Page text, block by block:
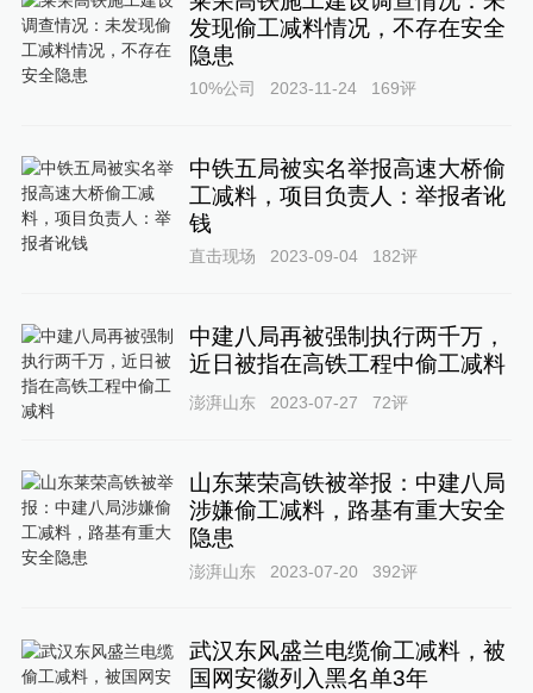
发现偷工减料情况，不存在安全
隐患
10%公司 2023-11-24 169评
中铁五局被实名举报高速大桥偷
工减料，项目负责人：举报者讹
钱
直击现场 2023-09-04 182评
中建八局再被强制执行两千万，
近日被指在高铁工程中偷工减料
澎湃山东 2023-07-27 72评
山东莱荣高铁被举报：中建八局
涉嫌偷工减料，路基有重大安全
隐患
澎湃山东 2023-07-20 392评
武汉东风盛兰电缆偷工减料，被
国网安徽列入黑名单3年